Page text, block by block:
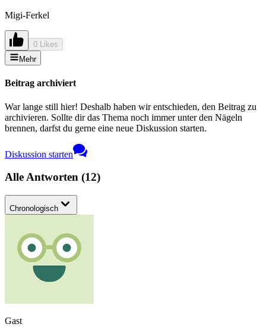
Migi-Ferkel
0 Likes
Mehr
Beitrag archiviert
War lange still hier! Deshalb haben wir entschieden, den Beitrag zu
archivieren. Sollte dir das Thema noch immer unter den Nägeln
brennen, darfst du gerne eine neue Diskussion starten.
Diskussion starten
Alle Antworten (12)
Chronologisch
Gast